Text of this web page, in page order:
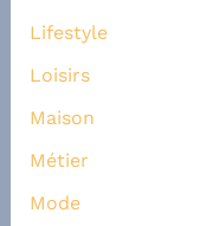
Lifestyle
Loisirs
Maison
Métier
Mode